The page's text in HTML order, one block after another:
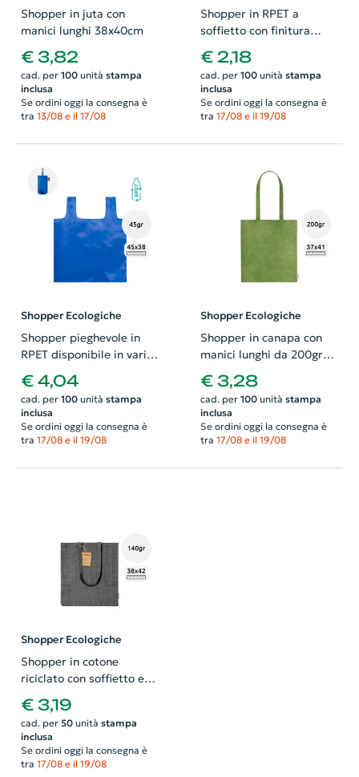
Shopper in juta con
manici lunghi 38x40cm
€ 3,82
cad. per 100unità stampa
inclusa
Se ordini oggi la consegna è
tra 13/08 e il 17/08
Shopper in RPET a
soffietto con finitura
laminata in diverse
colorazioni con mainici
lunghi da 105gr
42x35x15cm
€ 2,18
cad. per 100unità stampa
inclusa
Se ordini oggi la consegna è
tra 17/08 e il 19/08
Shopper Ecologiche
Shopper pieghevole in
RPET disponibile in vari
colori da 45gr 45x38cm
€ 4,04
cad. per 100unità stampa
inclusa
Se ordini oggi la consegna è
tra 17/08 e il 19/08
Shopper Ecologiche
Shopper in canapa con
manici lunghi da 200gr
37×41cm
€ 3,28
cad. per 100unità stampa
inclusa
Se ordini oggi la consegna è
tra 17/08 e il 19/08
Shopper Ecologiche
Shopper in cotone
riciclato con soffietto e
manici lunghi da 140gr
38×42×8cm
€ 3,19
cad. per 50unità stampa
inclusa
Se ordini oggi la consegna è
tra 17/08 e il 19/08